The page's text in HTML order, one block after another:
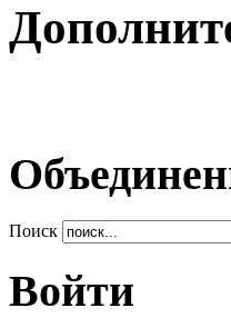
Поиск
Войти